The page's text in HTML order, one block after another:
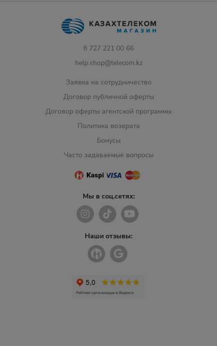
8 727 221 00 66
help.shop@telecom.kz
Заявка на сотрудничество
Договор публичной оферты
Договор оферты агентской программы
Политика возврата
Бонусы
Часто задаваемые вопросы
Мы в соц.сетях:
Наши отзывы: